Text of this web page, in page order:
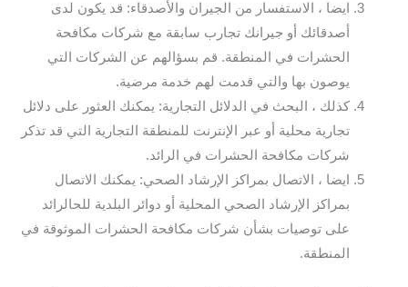
ايضا ، الاستفسار من الجيران والأصدقاء: قد يكون لدى
أصدقائك أو جيرانك تجارب سابقة مع شركات مكافحة
الحشرات في المنطقة. قم بسؤالهم عن الشركات التي
يوصون بها والتي قدمت لهم خدمة مرضية.
كذلك ، البحث في الدلائل التجارية: يمكنك العثور على دلائل
تجارية محلية أو عبر الإنترنت للمنطقة التجارية التي قد تذكر
شركات مكافحة الحشرات في الرائد.
ايضا ، الاتصال بمراكز الإرشاد الصحي: يمكنك الاتصال
بمراكز الإرشاد الصحي المحلية أو دوائر البلدية للحالرائد
على توصيات بشأن شركات مكافحة الحشرات الموثوقة في
المنطقة.